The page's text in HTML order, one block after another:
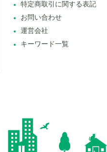
特定商取引に関する表記
お問い合わせ
運営会社
キーワード一覧